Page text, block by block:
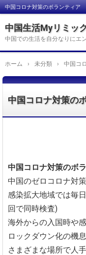
中国コロナ対策のボランティア
中国生活Myリミッ
中国での生活を自分なりにエ
ホーム › 未分類 › 中国コ
中国コロナ対策の
中国コロナ対策のボ
中国のゼロコロナ対策
感染拡大地域では毎
回で同時検査)
海外からの入国時や
ロックダウン化の機
さまざまな場所で人